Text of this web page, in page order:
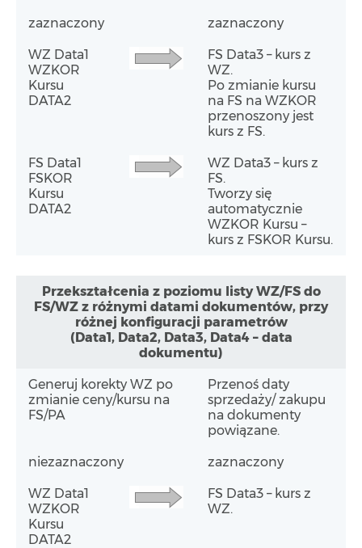
zaznaczony zaznaczony
WZ Data1
WZKOR
Kursu
DATA2
FS Data3 – kurs z
WZ.
Po zmianie kursu
na FS na WZKOR
przenoszony jest
kurs z FS.
FS Data1
FSKOR
Kursu
DATA2
WZ Data3 – kurs z
FS.
Tworzy się
automatycznie
WZKOR Kursu –
kurs z FSKOR Kursu.
Przekształcenia z poziomu listy WZ/FS do
FS/WZ z różnymi datami dokumentów, przy
różnej konfiguracji parametrów
(Data1, Data2, Data3, Data4 – data
dokumentu)
Generuj korekty WZ po
zmianie ceny/kursu na
FS/PA
Przenoś daty
sprzedaży/ zakupu
na dokumenty
powiązane.
niezaznaczony zaznaczony
WZ Data1
WZKOR
Kursu
DATA2
FS Data3 – kurs z
WZ.